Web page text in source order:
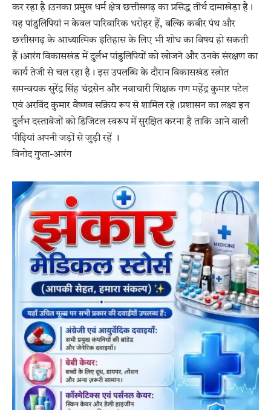
कर रहा है।उनका प्रमुख धर्म क्षेत्र छत्तीसगढ़ का प्रसिद्ध तीर्थ दामाखेड़ा है।
यह पांडुलिपियां न केवल पारिवारिक धरोहर हैं, बल्कि कबीर पंथ और
छत्तीसगढ़ के आध्यात्मिक इतिहास के लिए भी शोध का विषय हो सकती
हैं।आरंग विकासखंड में दुर्लभ पांडुलिपियों को खोजने और उनके संरक्षण का
कार्य तेजी से चल रहा है। इस उपलब्धि के दौरान विकासखंड स्त्रोत
समन्वयक सुरेंद्र सिंह चंद्रसेन और नवाचारी शिक्षक गण महेंद्र कुमार पटेल
एवं अरविंद कुमार वैष्णव सक्रिय रूप से शामिल रहे।प्रशासन का लक्ष्य इन
दुर्लभ दस्तावेजों को डिजिटल स्वरूप में सुरक्षित करना है ताकि आने वाली
पीढ़ियां अपनी जड़ों से जुड़ी रहें ।
विनोद गुप्ता-आरंग